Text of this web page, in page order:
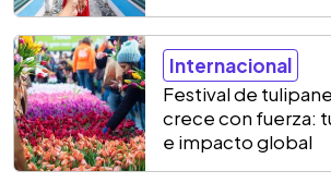
Internacional
Festival de
crece con fuerza:
e impacto global